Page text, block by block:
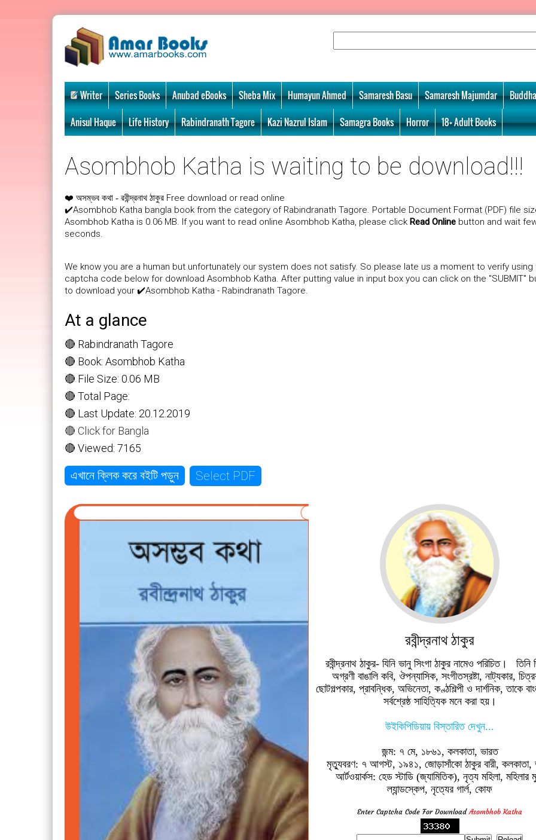
Writer Series Books Anubad eBooks Sheba Mix Humayun Ahmed Samaresh Basu Samaresh Majumdar
Anisul Haque Life History Rabindranath Tagore Kazi Nazrul Islam Samagra Books Horror 18+ Adult Books
Asombhob Katha is waiting to be download!!!
❤️ অসম্ভব কথা - রবীন্দ্রনাথ ঠাকুর Free download or read online
✔️Asombhob Katha bangla book from the category of Rabindranath Tagore. Portable Document Format (PDF) file
Asombhob Katha is 0.06 MB. If you want to read online Asombhob Katha, please click Read Online button and wait
seconds.
We know you are a human but unfortunately our system does not satisfy. So please late us a moment to verify using
captcha code below for download Asombhob Katha. After putting value in input box you can click on the "SUBMIT"
to download your ✔️Asombhob Katha - Rabindranath Tagore.
At a glance
🔴 Rabindranath Tagore
🔴 Book: Asombhob Katha
🔴 File Size: 0.06 MB
🔴 Total Page:
🔴 Last Update: 20.12.2019
🔴 Click for Bangla
🔴 Viewed: 7165
এখানে ক্লিক করে বইটি পড়ুন Select PDF
রবীন্দ্রনাথ ঠাকুর
রবীন্দ্রনাথ ঠাকুর- যিনি ভানু সিংগা ঠাকুর নামেও পরিচিত। তিনি
অগ্রণী বাঙালি কবি, ঔপন্যাসিক, সংগীতস্রষ্টা, নাট্যকার,
ছোটগল্পকার, প্রাবন্ধিক, অভিনেতা, কণ্ঠশিল্পী ও দার্শনিক, তাকে
সর্বশ্রেষ্ঠ সাহিত্যিক মনে করা হয়।
উইকিপিডিয়ায় বিস্তারিত দেখুন...
জন্ম: ৭ মে, ১৮৬১, কলকাতা, ভারত
মৃত্যুবরণ: ৭ আগস্ট, ১৯৪১, জোড়াসাঁকো ঠাকুর বারী, কলকাতা,
আর্টওয়ার্কস: হেড স্টাডি (জ্যামিতিক), নৃত্য মহিলা, মহিলার
ল্যান্ডস্কেপ, নৃত্যের গার্ল, কোফ
Enter Captcha Code For Download Asombhob Katha